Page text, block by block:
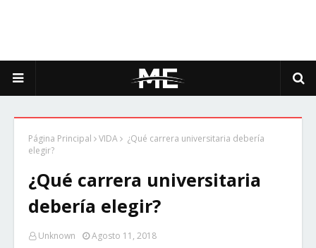
Página Principal VIDA
¿Qué carrera universitaria debería
elegir?
¿Qué carrera universitaria
debería elegir?
Unknown Agosto 11, 2018